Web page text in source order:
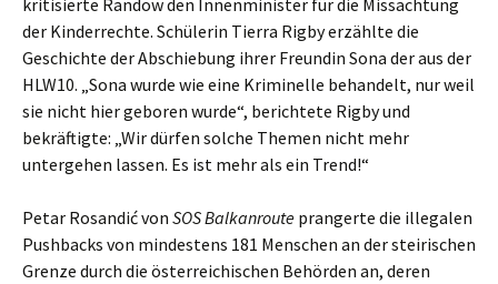
der Kinderrechte. Schülerin Tierra Rigby erzählte die
Geschichte der Abschiebung ihrer Freundin Sona der aus der
HLW10. „Sona wurde wie eine Kriminelle behandelt, nur weil
sie nicht hier geboren wurde“, berichtete Rigby und
bekräftigte: „Wir dürfen solche Themen nicht mehr
untergehen lassen. Es ist mehr als ein Trend!“
Petar Rosandić von SOS Balkanroute prangerte die illegalen
Pushbacks von mindestens 181 Menschen an der steirischen
Grenze durch die österreichischen Behörden an, deren